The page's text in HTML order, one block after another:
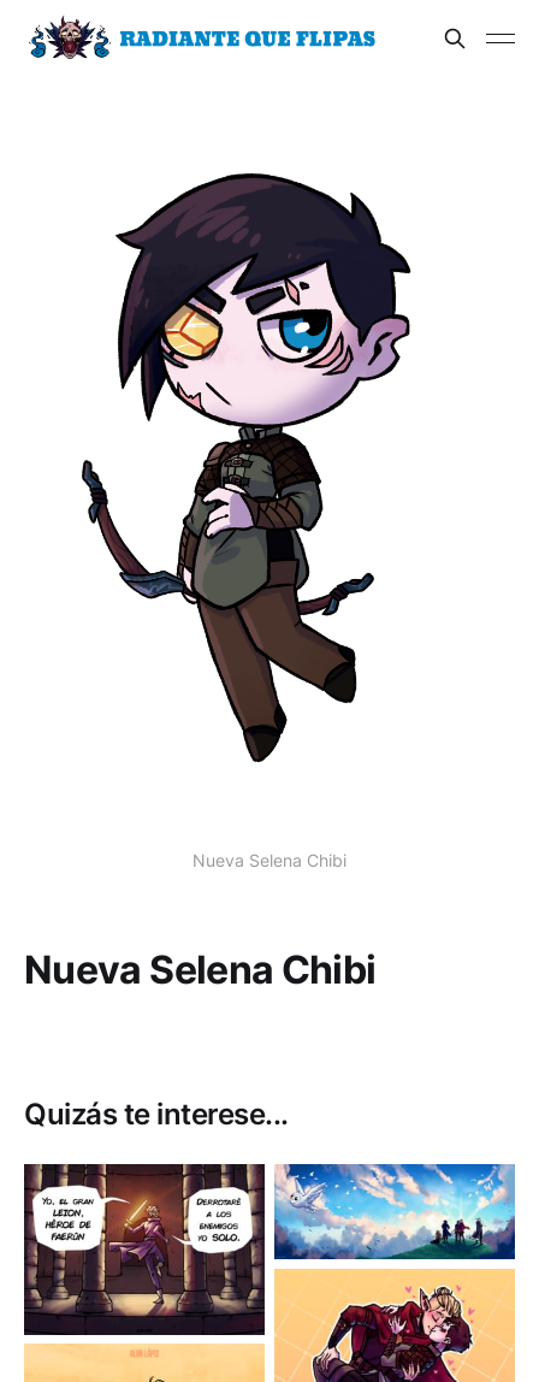
Nueva Selena Chibi
Nueva Selena Chibi
Quizás te interese...